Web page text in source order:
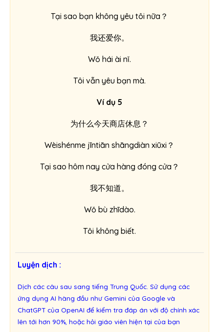
Tại sao bạn không yêu tôi nữa？
我还爱你。
Wǒ hái ài nǐ.
Tôi vẫn yêu bạn mà.
Ví dụ 5
为什么今天商店休息？
Wèishénme jīntiān shāngdiàn xiūxi？
Tại sao hôm nay cửa hàng đóng cửa？
我不知道。
Wǒ bù zhīdào.
Tôi không biết.
Luyện dịch :
Dịch các câu sau sang tiếng Trung Quốc. Sử dụng các
ứng dụng AI hàng đầu như Gemini của Google và
ChatGPT của OpenAI để kiểm tra đáp án với độ chính xác
lên tới hơn 90%, hoặc hỏi giáo viên hiện tại của bạn